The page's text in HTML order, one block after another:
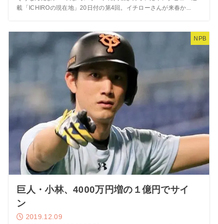
載「ICHIROの現在地」20日付の第4回。イチローさんが来春か...
NPB
巨人・小林、4000万円増の１億円でサイ
ン
2019.12.09